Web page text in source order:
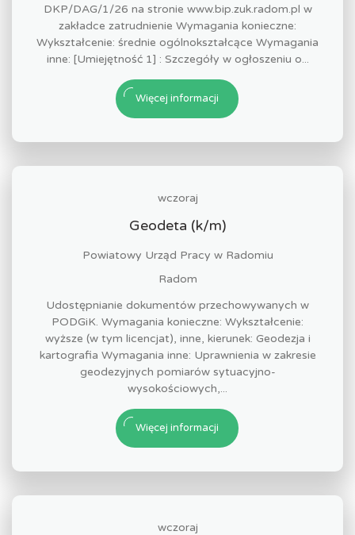
DKP/DAG/1/26 na stronie www.bip.zuk.radom.pl w
zakładce zatrudnienie Wymagania konieczne:
Wykształcenie: średnie ogólnokształcące Wymagania
inne: [Umiejętność 1] : Szczegóły w ogłoszeniu o...
Więcej informacji
wczoraj
Geodeta (k/m)
Powiatowy Urząd Pracy w Radomiu
Radom
Udostępnianie dokumentów przechowywanych w
PODGiK. Wymagania konieczne: Wykształcenie:
wyższe (w tym licencjat), inne, kierunek: Geodezja i
kartografia Wymagania inne: Uprawnienia w zakresie
geodezyjnych pomiarów sytuacyjno-
wysokościowych,...
Więcej informacji
wczoraj